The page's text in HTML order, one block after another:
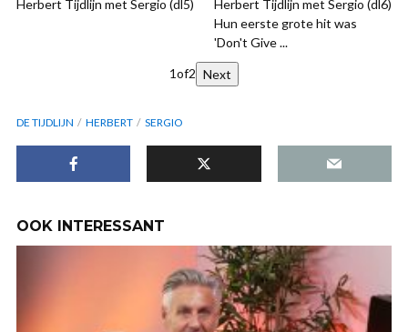
Herbert Tijdlijn met Sergio (dl5)
Herbert Tijdlijn met Sergio (dl6)
Hun eerste grote hit was
'Don't Give ...
1of2 Next
DE TIJDLIJN HERBERT SERGIO
OOK INTERESSANT